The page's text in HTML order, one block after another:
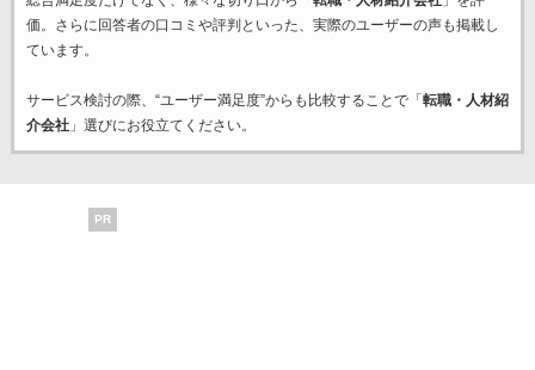
価。さらに回答者の口コミや評判といった、実際のユーザーの声も掲載し
ています。
サービス検討の際、“ユーザー満足度”からも比較することで「 転職・人材紹
介会社」選びにお役立てください。
PR